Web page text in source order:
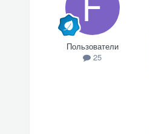
Пользователи
25